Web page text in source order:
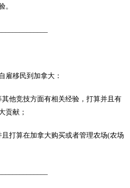
。
雇移民到加拿大：
他竞技方面有相关经验，打算并且有
贡献；
打算在加拿大购买或者管理农场(农场